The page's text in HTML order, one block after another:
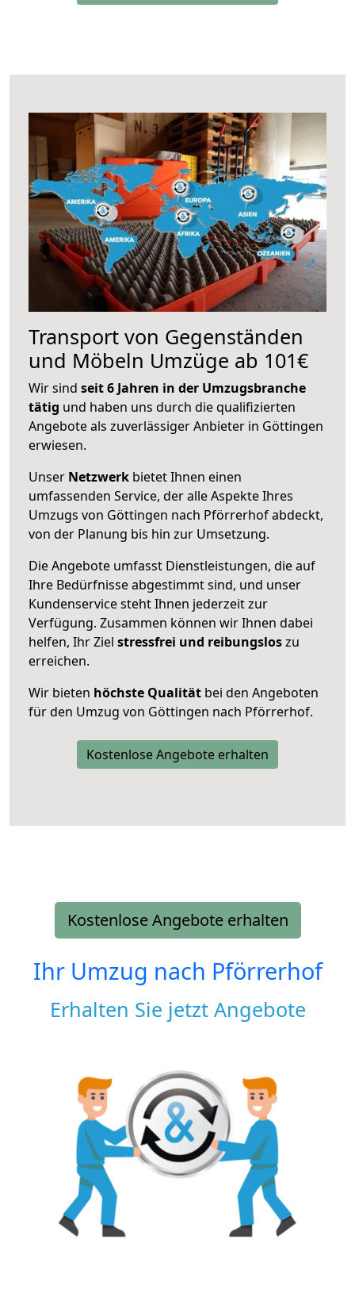
Transport von Gegenständen
und Möbeln Umzüge ab 101€
Wir sind seit 6 Jahren in der Umzugsbranche
tätig und haben uns durch die qualifizierten
Angebote als zuverlässiger Anbieter in Göttingen
erwiesen.
Unser Netzwerk bietet Ihnen einen
umfassenden Service, der alle Aspekte Ihres
Umzugs von Göttingen nach Pförrerhof abdeckt,
von der Planung bis hin zur Umsetzung.
Die Angebote umfasst Dienstleistungen, die auf
Ihre Bedürfnisse abgestimmt sind, und unser
Kundenservice steht Ihnen jederzeit zur
Verfügung. Zusammen können wir Ihnen dabei
helfen, Ihr Ziel stressfrei und reibungsloszu
erreichen.
Wir bieten höchste Qualität bei den Angeboten
für den Umzug von Göttingen nach Pförrerhof.
Kostenlose Angebote erhalten
Kostenlose Angebote erhalten
Ihr Umzug nach Pförrerhof
Erhalten Sie jetzt Angebote